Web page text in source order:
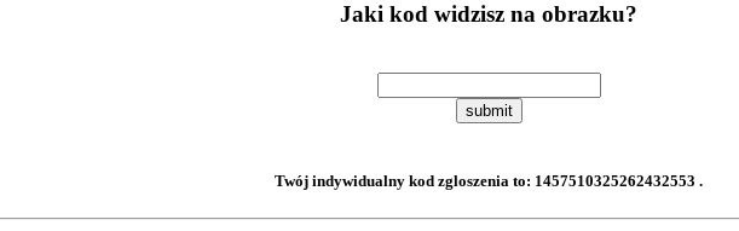
Jaki kod widzisz na obrazku?
submit
Twój indywidualny kod zgloszenia to: 1457510325262432553 .